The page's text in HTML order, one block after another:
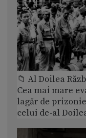
📁 Al Doilea
Cea mai mare
lagăr de
celui de-al